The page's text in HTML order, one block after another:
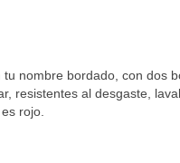
nombre bordado, con dos
resistentes al desgaste,
rojo.